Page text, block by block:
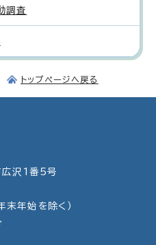
調査
トップページへ戻る
沢1番5号
末年始を除く）